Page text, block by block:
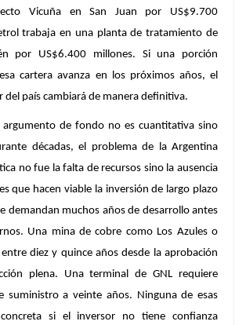
Vicuña en San Juan por US$9.700
trabaja en una planta de tratamiento de
por US$6.400 millones. Si una porción
cartera avanza en los próximos años, el
país cambiará de manera definitiva.
argumento de fondo no es cuantitativa sino
décadas, el problema de la Argentina
no fue la falta de recursos sino la ausencia
que hacen viable la inversión de largo plazo
demandan muchos años de desarrollo antes
Una mina de cobre como Los Azules o
diez y quince años desde la aprobación
plena. Una terminal de GNL requiere
suministro a veinte años. Ninguna de esas
si el inversor no tiene confianza